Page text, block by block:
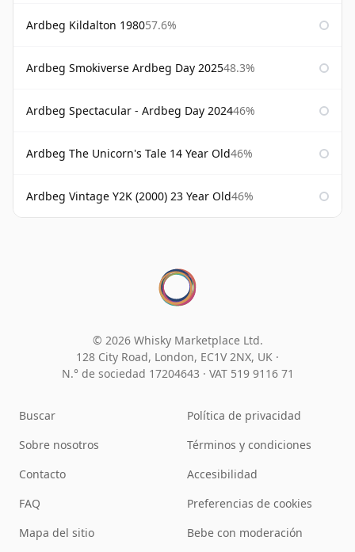
Ardbeg Kildalton 198057.6%
Ardbeg Smokiverse Ardbeg Day 202548.3%
Ardbeg Spectacular - Ardbeg Day 202446%
Ardbeg The Unicorn's Tale 14 Year Old46%
Ardbeg Vintage Y2K (2000) 23 Year Old46%
© 2026 Whisky Marketplace Ltd.
128 City Road, London, EC1V 2NX, UK ·
N.° de sociedad 17204643 · VAT 519 9116 71
Buscar
Sobre nosotros
Contacto
FAQ
Mapa del sitio
Política de privacidad
Términos y condiciones
Accesibilidad
Preferencias de cookies
Bebe con moderación